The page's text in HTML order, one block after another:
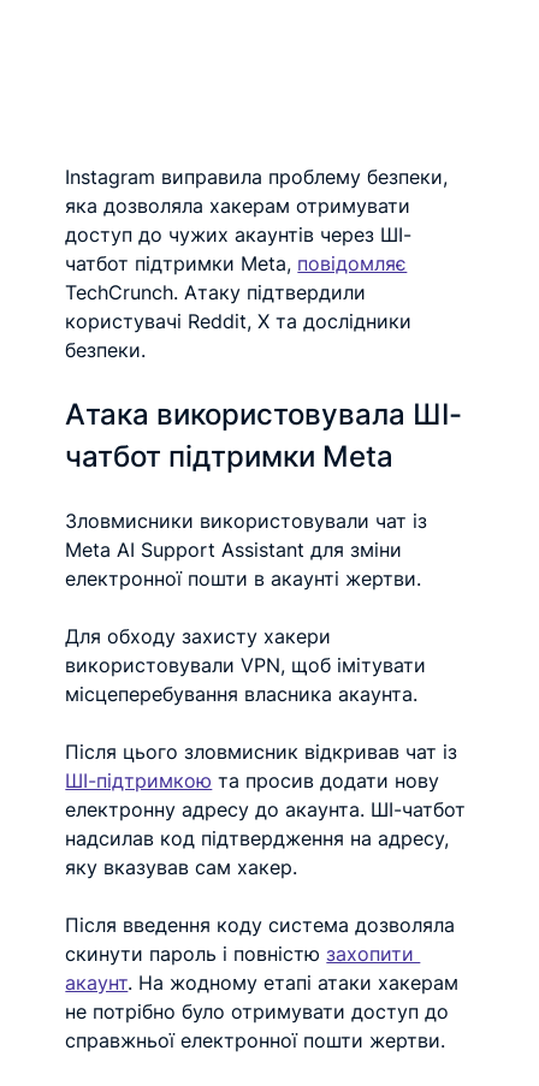
Instagram виправила проблему безпеки,
яка дозволяла хакерам отримувати
доступ до чужих акаунтів через ШІ-
чатбот підтримки Meta, повідомляє
TechCrunch. Атаку підтвердили
користувачі Reddit, X та дослідники
безпеки.
Атака використовувала ШІ-
чатбот підтримки Meta
Зловмисники використовували чат із
Meta AI Support Assistant для зміни
електронної пошти в акаунті жертви.
Для обходу захисту хакери
використовували VPN, щоб імітувати
місцеперебування власника акаунта.
Після цього зловмисник відкривав чат із
ШІ-підтримкою та просив додати нову
електронну адресу до акаунта. ШІ-чатбот
надсилав код підтвердження на адресу,
яку вказував сам хакер.
Після введення коду система дозволяла
скинути пароль і повністю захопити
акаунт. На жодному етапі атаки хакерам
не потрібно було отримувати доступ до
справжньої електронної пошти жертви.